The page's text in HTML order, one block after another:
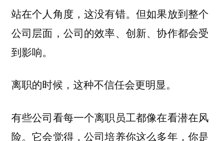
站在个人角度，这没有错。但如果放到整个
公司层面，公司的效率、创新、协作都会受
到影响。
离职的时候，这种不信任会更明显。
有些公司看每一个离职员工都像在看潜在风
险。它会觉得，公司培养你这么多年，你是